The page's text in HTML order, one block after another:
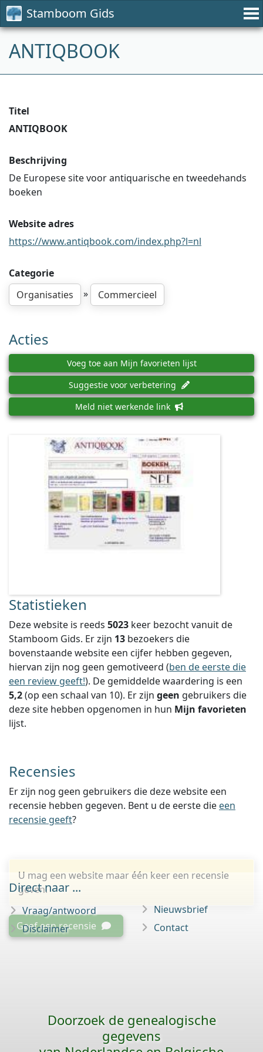
Stamboom Gids
ANTIQBOOK
Titel
ANTIQBOOK
Beschrijving
De Europese site voor antiquarische en tweedehands
boeken
Website adres
https://www.antiqbook.com/index.php?l=nl
Categorie
Organisaties
» Commercieel
Acties
Voeg toe aan Mijn favorieten lijst
Suggestie voor verbetering
Meld niet werkende link
Statistieken
Deze website is reeds 5023 keer bezocht vanuit de
Stamboom Gids. Er zijn 13 bezoekers die
bovenstaande website een cijfer hebben gegeven,
hiervan zijn nog geen gemotiveerd (ben de eerste die
een review geeft!). De gemiddelde waardering is een
5,2(op een schaal van 10). Er zijn geen gebruikers die
deze site hebben opgenomen in hun Mijn favorieten
lijst.
Recensies
Er zijn nog geen gebruikers die deze website een
recensie hebben gegeven. Bent u de eerste die een
recensie geeft?
U mag een website maar één keer een recensie
geven.
Geef een recensie
Direct naar ...
Vraag/antwoord
Disclaimer
Nieuwsbrief
Contact
Doorzoek de genealogische
gegevens